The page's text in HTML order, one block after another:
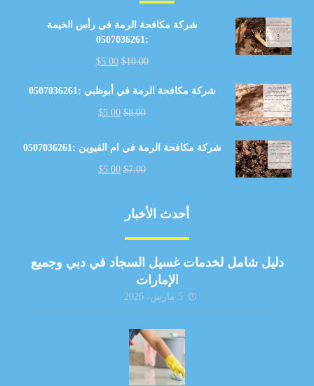
شركة مكافحة الرمة في رأس الخيمة
:0507036261
$10.00
$5.00
شركة مكافحة الرمة في أبوظبي :0507036261
$8.00
$5.00
شركة مكافحة الرمة في ام القيوين :0507036261
$7.00
$5.00
أحدث الأخبار
دليل شامل لخدمات غسيل السجاد في دبي وجميع
الإمارات
5 مارس، 2026